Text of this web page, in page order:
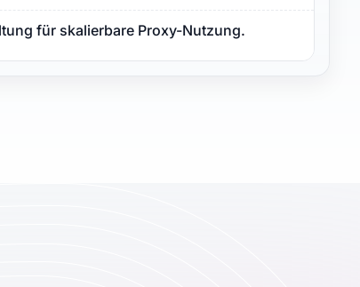
für skalierbare Proxy-Nutzung.